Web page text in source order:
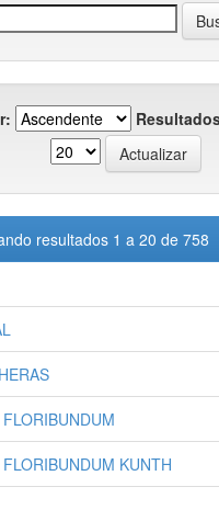
resultados 1 a 20 de 758
KUNTH